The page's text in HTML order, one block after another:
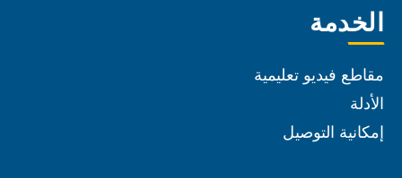
الخدمة
مقاطع فيديو تعليمية
الأدلة
إمكانية التوصيل